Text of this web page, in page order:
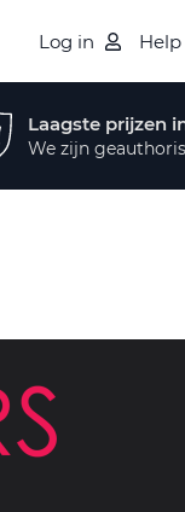
Log in Help
Laagste prijzen
We zijn